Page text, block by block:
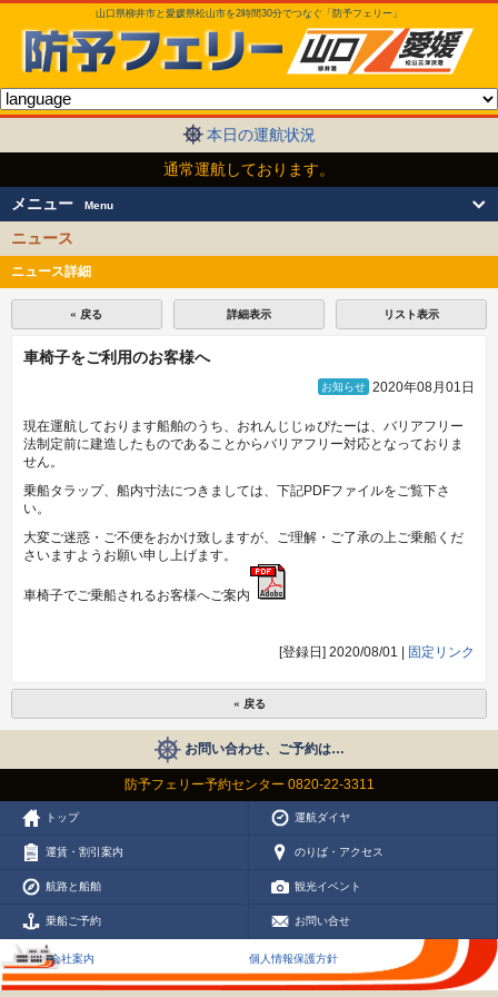
山口県柳井市と愛媛県松山市を2時間30分でつなぐ「防予フェリー」
本日の運航状況
通常運航しております。
メニュー
Menu
ニュース
ニュース詳細
« 戻る 詳細表示 リスト表示
車椅子をご利用のお客様へ
お知らせ 2020年08月01日
現在運航しております船舶のうち、おれんじじゅぴたーは、バリアフリー
法制定前に建造したものであることからバリアフリー対応となっておりま
せん。
乗船タラップ、船内寸法につきましては、下記PDFファイルをご覧下さ
い。
大変ご迷惑・ご不便をおかけ致しますが、ご理解・ご了承の上ご乗船くだ
さいますようお願い申し上げます。
車椅子でご乗船されるお客様へご案内
[登録日] 2020/08/01 | 固定リンク
« 戻る
お問い合わせ、ご予約は…
防予フェリー予約センター 0820-22-3311
トップ 運航ダイヤ
運賃・割引案内 のりば・アクセス
航路と船舶 観光イベント
乗船ご予約 お問い合せ
会社案内 個人情報保護方針